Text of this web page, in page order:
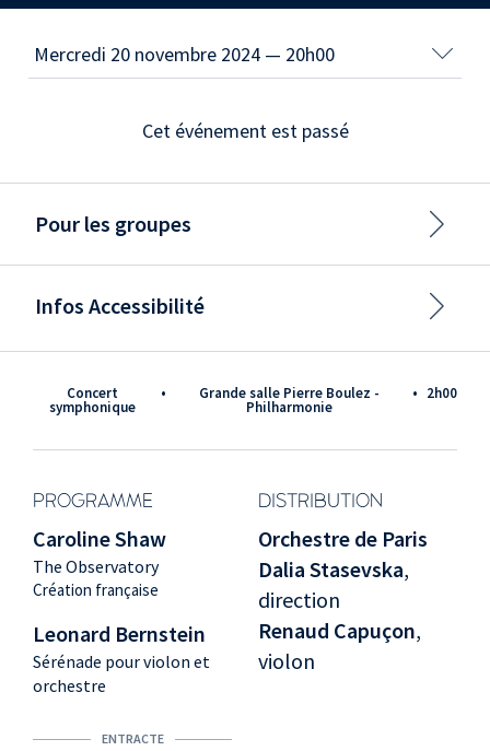
Concert
symphonique
• Grande salle Pierre Boulez -
Philharmonie
• 2h00
PROGRAMME DISTRIBUTION
Caroline Shaw
The Observatory
Création française
Leonard Bernstein
Sérénade pour violon et
orchestre
ENTRACTE
Orchestre de Paris
Dalia Stasevska,
direction
Renaud Capuçon,
violon
Cet événement est passé
Pour les groupes
Infos Accessibilité